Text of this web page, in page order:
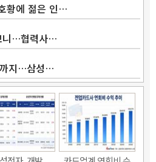
황에 젊은 인…
니…협력사…
까지…삼성…